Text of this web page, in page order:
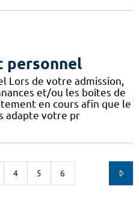
personnel
de votre admission,
et/ou les boîtes de
en cours afin que le
adapte votre pr
4 5 6